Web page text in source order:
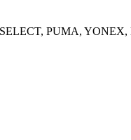
SELECT, PUMA,